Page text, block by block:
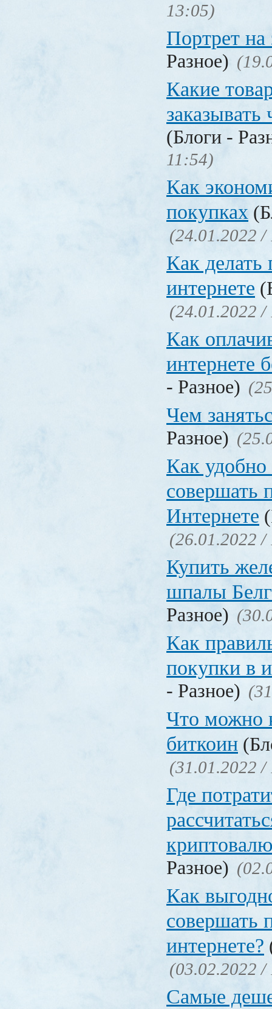
13:05)
Портрет на
Разное)
Какие
заказывать
(Блоги -
11:54)
Как
покупках
(24.01.2022 /
Как делать
интернете
(24.01.2022 /
Как
интернете
- Разное)
Чем
Разное)
Как удобно
совершать
Интернете
(26.01.2022 /
Купить
шпалы
Разное)
Как
покупки в
- Разное)
Что можно
биткоин
(31.01.2022 /
Где
Разное)
Как
совершать
интернете?
(03.02.2022 /
Самые